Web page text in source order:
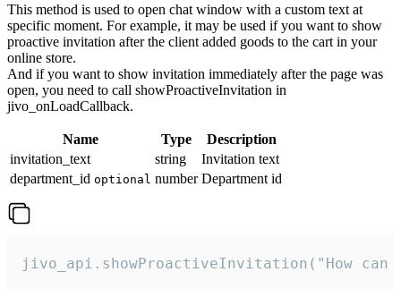
This method is used to open chat window with a custom text at
specific moment. For example, it may be used if you want to show
proactive invitation after the client added goods to the cart in your
online store.
And if you want to show invitation immediately after the page was
open, you need to call showProactiveInvitation in
jivo_onLoadCallback.
Name Type
Description
invitation_text
string
Invitation text
department_id optional number Department id
jivo_api.showProactiveInvitation("How